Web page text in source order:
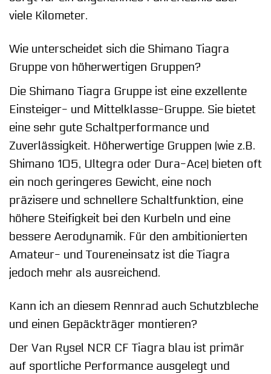
viele Kilometer.
Wie unterscheidet sich die Shimano Tiagra
Gruppe von höherwertigen Gruppen?
Die Shimano Tiagra Gruppe ist eine exzellente
Einsteiger- und Mittelklasse-Gruppe. Sie bietet
eine sehr gute Schaltperformance und
Zuverlässigkeit. Höherwertige Gruppen (wie z.B.
Shimano 105, Ultegra oder Dura-Ace) bieten oft
ein noch geringeres Gewicht, eine noch
präzisere und schnellere Schaltfunktion, eine
höhere Steifigkeit bei den Kurbeln und eine
bessere Aerodynamik. Für den ambitionierten
Amateur- und Toureneinsatz ist die Tiagra
jedoch mehr als ausreichend.
Kann ich an diesem Rennrad auch Schutzbleche
und einen Gepäckträger montieren?
Der Van Rysel NCR CF Tiagra blau ist primär
auf sportliche Performance ausgelegt und